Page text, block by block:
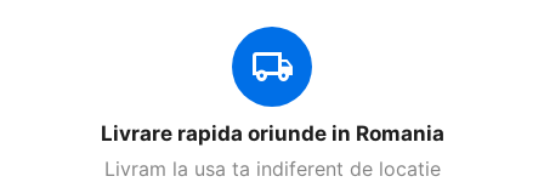
Livrare rapida oriunde in Romania
Livram la usa ta indiferent de locatie